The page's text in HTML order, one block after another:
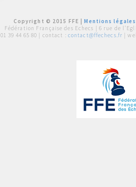
Copyright © 2015 FFE |Mentions légales
Fédération Française des Echecs | 6 rue de
01 39 44 65 80 | contact : contact@ffechecs.fr |